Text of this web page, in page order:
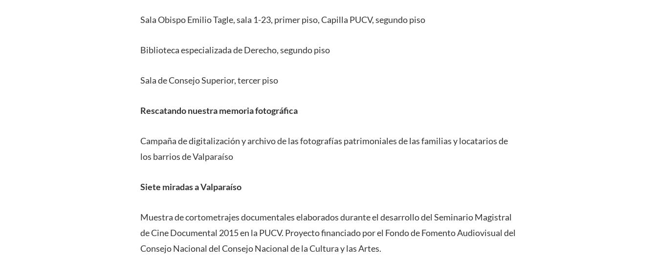
Sala Obispo Emilio Tagle, sala 1-23, primer piso, Capilla PUCV, segundo piso
Biblioteca especializada de Derecho, segundo piso
Sala de Consejo Superior, tercer piso
Rescatando nuestra memoria fotográfica
Campaña de digitalización y archivo de las fotografías patrimoniales de las familias y locatarios de
los barrios de Valparaíso
Siete miradas a Valparaíso
Muestra de cortometrajes documentales elaborados durante el desarrollo del Seminario Magistral
de Cine Documental 2015 en la PUCV. Proyecto financiado por el Fondo de Fomento Audiovisual del
Consejo Nacional del Consejo Nacional de la Cultura y las Artes.